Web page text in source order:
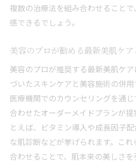
複数の治療法を組み合わせること
感できるでしょう。
美容のプロが勧める最新美肌ケア
美容のプロが推奨する最新美肌ケ
づいたスキンケアと美容施術の併用
医療機関でのカウンセリングを通
合わせたオーダーメイドプランが
とえば、ビタミン導入や成長因子
な肌診断などが挙げられます。こ
合わせることで、肌本来の美しさ